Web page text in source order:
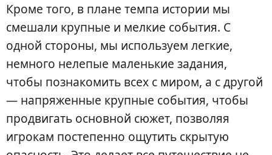
Кроме того, в плане темпа истории мы
смешали крупные и мелкие события. С
одной стороны, мы используем легкие,
немного нелепые маленькие задания,
чтобы познакомить всех с миром, а с другой
— напряженные крупные события, чтобы
продвигать основной сюжет, позволяя
игрокам постепенно ощутить скрытую